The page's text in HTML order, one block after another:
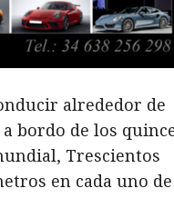
alrededor de
bordo de los
Trescientos
en cada uno de